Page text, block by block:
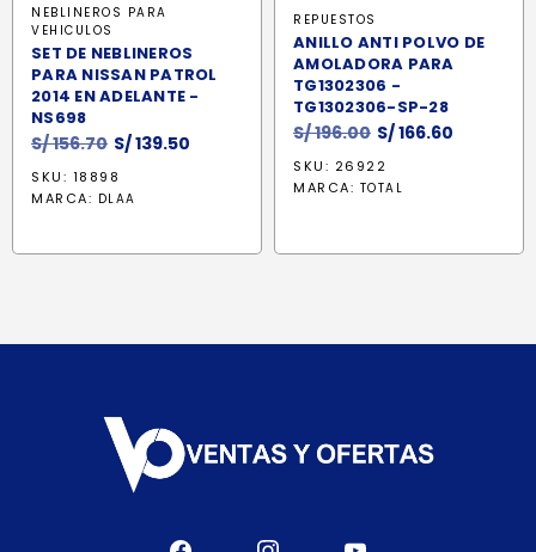
NEBLINEROS PARA
VEHICULOS
SET DE NEBLINEROS
PARA NISSAN PATROL
2014 EN ADELANTE -
NS698
S/156.70 El
precio
original
S/139.50
SKU: 18898
MARCA: DLAA
REPUESTOS
ANILLO ANTI POLVO DE
AMOLADORA PARA
TG1302306 -
TG1302306-SP-28
S/196.00 El
precio
original
S/166.60
SKU: 26922
MARCA: TOTAL